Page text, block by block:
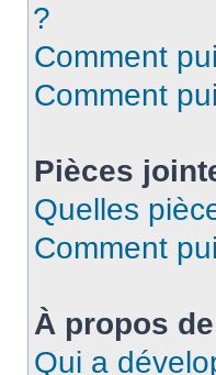
?
Comment
Comment
Pièces
Quelles
Comment
À propos
Qui a